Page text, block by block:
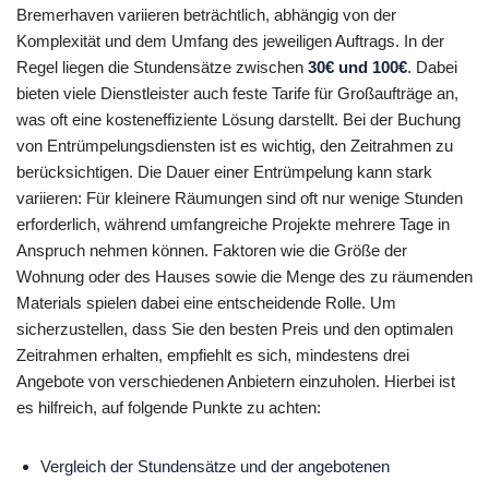
Bremerhaven variieren beträchtlich, abhängig von der
Komplexität und dem Umfang des jeweiligen Auftrags. In der
Regel liegen die Stundensätze zwischen 30€ und 100€. Dabei
bieten viele Dienstleister auch feste Tarife für Großaufträge an,
was oft eine kosteneffiziente Lösung darstellt. Bei der Buchung
von Entrümpelungsdiensten ist es wichtig, den Zeitrahmen zu
berücksichtigen. Die Dauer einer Entrümpelung kann stark
variieren: Für kleinere Räumungen sind oft nur wenige Stunden
erforderlich, während umfangreiche Projekte mehrere Tage in
Anspruch nehmen können. Faktoren wie die Größe der
Wohnung oder des Hauses sowie die Menge des zu räumenden
Materials spielen dabei eine entscheidende Rolle. Um
sicherzustellen, dass Sie den besten Preis und den optimalen
Zeitrahmen erhalten, empfiehlt es sich, mindestens drei
Angebote von verschiedenen Anbietern einzuholen. Hierbei ist
es hilfreich, auf folgende Punkte zu achten:
Vergleich der Stundensätze und der angebotenen